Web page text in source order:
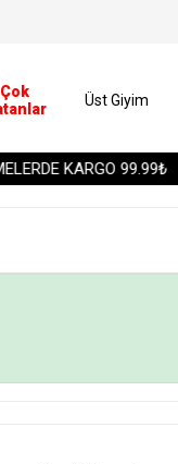
KARGO 99.99₺
Çok
Üst Giyim